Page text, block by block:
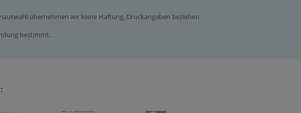
übernehmen wir keine Haftung. Druckangaben beziehen
bestimmt.